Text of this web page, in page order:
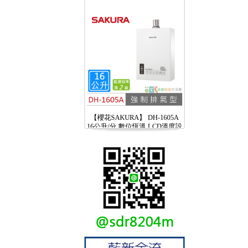
【櫻花SAKURA】 DH-1605A
16公升/分 數位恆溫 LCD溫度設
定 分段火排